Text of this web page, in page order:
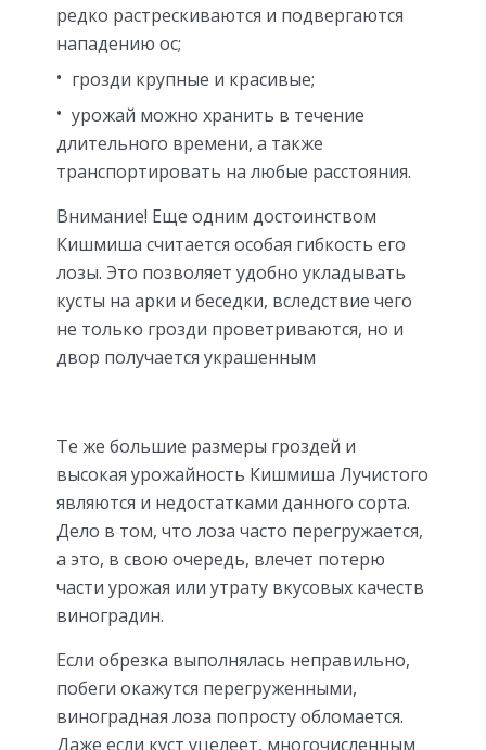
редко растрескиваются и подвергаются
нападению ос;
грозди крупные и красивые;
урожай можно хранить в течение
длительного времени, а также
транспортировать на любые расстояния.
Внимание! Еще одним достоинством
Кишмиша считается особая гибкость его
лозы. Это позволяет удобно укладывать
кусты на арки и беседки, вследствие чего
не только грозди проветриваются, но и
двор получается украшенным
Те же большие размеры гроздей и
высокая урожайность Кишмиша Лучистого
являются и недостатками данного сорта.
Дело в том, что лоза часто перегружается,
а это, в свою очередь, влечет потерю
части урожая или утрату вкусовых качеств
виноградин.
Если обрезка выполнялась неправильно,
побеги окажутся перегруженными,
виноградная лоза попросту обломается.
Даже если куст уцелеет, многочисленным